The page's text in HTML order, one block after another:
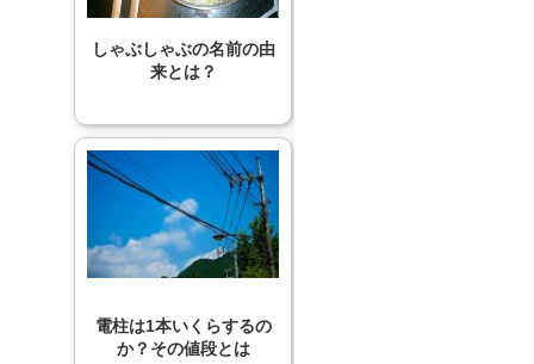
しゃぶしゃぶの名前の由
来とは？
電柱は1本いくらするの
か？その値段とは